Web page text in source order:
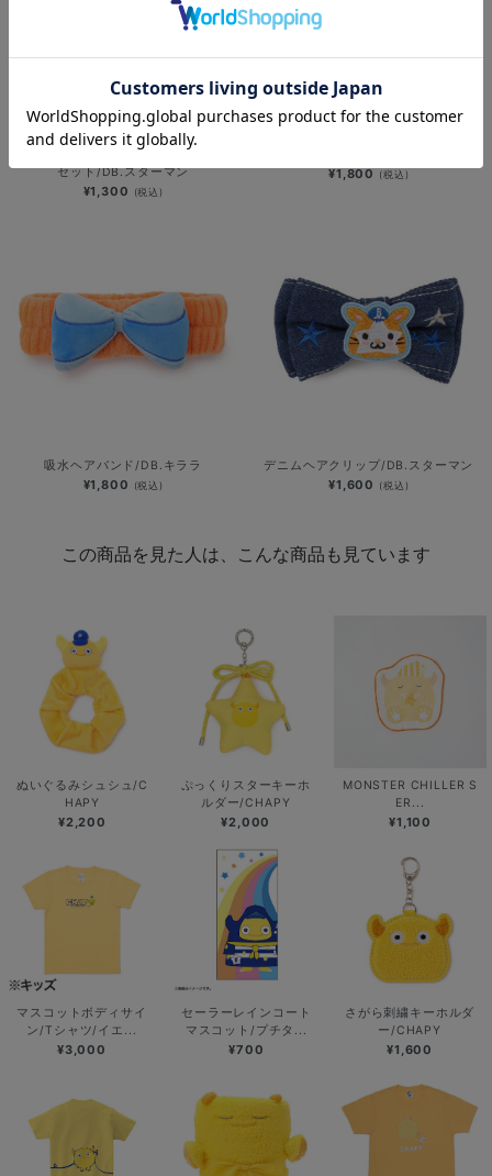
セット/DB.スターマン
¥1,300 (税込)
¥1,800 (税込)
吸水ヘアバンド/DB.キララ
¥1,800 (税込)
デニムヘアクリップ/DB.スターマン
¥1,600 (税込)
この商品を見た人は、こんな商品も見ています
ぬいぐるみシュシュ/C
HAPY
¥2,200
ぷっくりスターキーホ
ルダー/CHAPY
¥2,000
MONSTER CHILLER S
ER...
¥1,100
マスコットボディサイ
ン/Tシャツ/イエ...
¥3,000
セーラーレインコート
マスコット/プチタ...
¥700
さがら刺繍キーホルダ
ー/CHAPY
¥1,600